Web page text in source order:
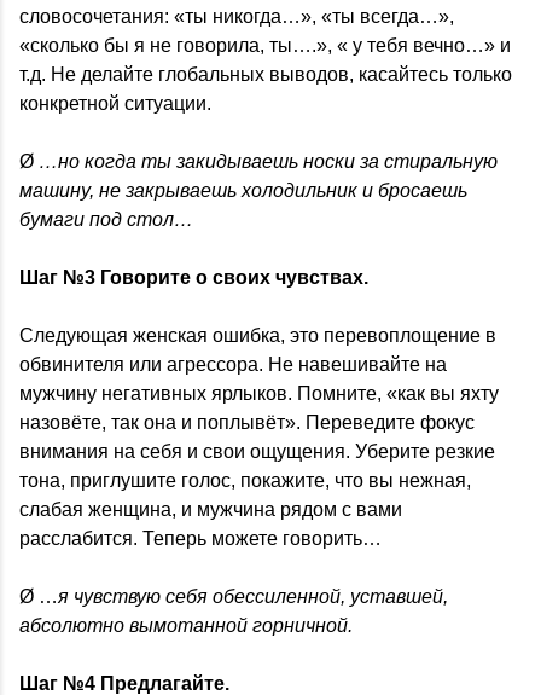
словосочетания: «ты никогда…», «ты всегда…»,
«сколько бы я не говорила, ты….», « у тебя вечно…» и
т.д. Не делайте глобальных выводов, касайтесь только
конкретной ситуации.
Ø …но когда ты закидываешь носки за стиральную
машину, не закрываешь холодильник и бросаешь
бумаги под стол…
Шаг №3 Говорите о своих чувствах.
Следующая женская ошибка, это перевоплощение в
обвинителя или агрессора. Не навешивайте на
мужчину негативных ярлыков. Помните, «как вы яхту
назовёте, так она и поплывёт». Переведите фокус
внимания на себя и свои ощущения. Уберите резкие
тона, приглушите голос, покажите, что вы нежная,
слабая женщина, и мужчина рядом с вами
расслабится. Теперь можете говорить…
Ø …я чувствую себя обессиленной, уставшей,
абсолютно вымотанной горничной.
Шаг №4 Предлагайте.